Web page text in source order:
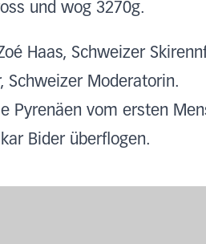
und wog 3270g.
Haas, Schweizer
Schweizer Moderatorin.
Pyrenäen vom ersten
Bider überflogen.